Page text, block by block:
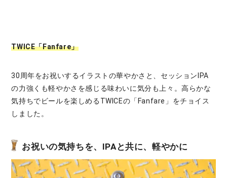
TWICE「Fanfare」
30周年をお祝いするイラストの華やかさと、セッションIPA
の力強くも軽やかさを感じる味わいに気分も上々。高らかな
気持ちでビールを楽しめるTWICEの「Fanfare」をチョイス
しました。
お祝いの気持ちを、IPAと共に、軽やかに